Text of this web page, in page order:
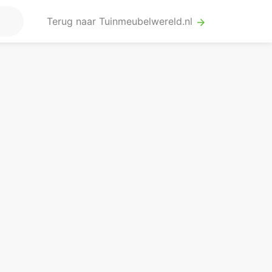
Terug naar Tuinmeubelwereld.nl arrow_forward